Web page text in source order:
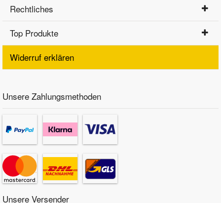
Rechtliches
Top Produkte
Widerruf erklären
Unsere Zahlungsmethoden
Unsere Versender